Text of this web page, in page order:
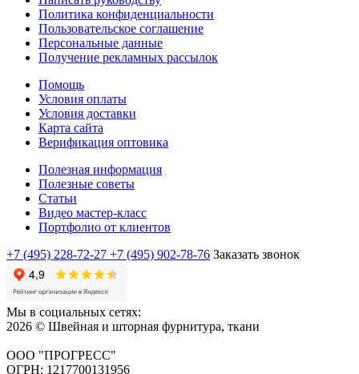
Политика конфиденциальности
Пользовательское соглашение
Персональные данные
Получение рекламных рассылок
Помощь
Условия оплаты
Условия доставки
Карта сайта
Верификация оптовика
Полезная информация
Полезные советы
Статьи
Видео мастер-класс
Портфолио от клиентов
+7 (495) 228-72-27 +7 (495) 902-78-76 Заказать звонок
Мы в социальных сетях:
2026 © Швейная и шторная фурнитура, ткани
ООО "ПРОГРЕСС"
ОГРН: 1217700131956